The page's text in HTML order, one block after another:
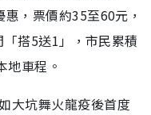
，票價約35至60元，
搭5送1」，市民累積
地車程。
大坑舞火龍疫後首度